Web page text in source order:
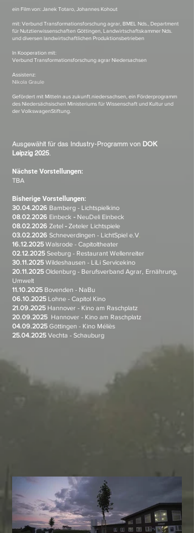
ein Film von: Janek Totaro, Johannes Kohout
mit: Verbund Transformationsforschung agrar, BMEL Nds., Department
für Nutztierwissenschaften Göttingen, Landwirtschaftskammer Nds.
und diversen landwirtschaftlichen Produktionsbetrieben
In Kooperation mit:
Verbund Transformationsforschung agrar Niedersachsen
Assistenz:
Nikola Graule
Gefördert mit Mitteln aus zukunft.niedersachsen, ein Förderprogramm
des Niedersächsischen Ministeriums für Wissenschaft und Kultur und
der VolkswagenStiftung.
Ausgewählt für das Industry-Programm von DOK
Leipzig 2025.
Nächste Vorstellungen:​
TBA
​Bisherige Vorstellungen:
30.04.2026 Bamberg - Lichtspielkino
08.02.2026 Einbeck -NeuDeli Einbeck
08.02.2026 Zetel -Zeteler Lichtspiele
03.02.2026 Schneverdingen - LichtSpiel e.V
16.12.2025 Walsrode - Capitoltheater
02.12.2025 Seeburg - Restaurant Wellenreiter
30.11.2025 Wildeshausen - LiLi Servicekino
20.11.2025Oldenburg - Berufsverband Agrar, Ernährung,
Umwelt
11.10.2025 Bovenden - NaBu
06.10.2025 Lohne - Capitol Kino
21.09.2025 Hannover - Kino am Raschplatz
20.09.2025 Hannover - Kino am Raschplatz
04.09.2025Göttingen - Kino Méliès
25.04.2025Vechta - Schauburg